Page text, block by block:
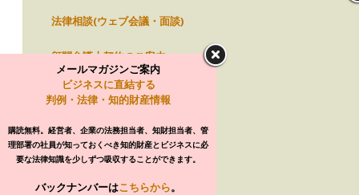
法律相談(ウェブ会議・面談)
顧問弁護士契約のご案内
弁護士費用オンライン自動見積
e-mailinfo@ishioroshi.com
メールマガジンご案内
ビジネスに直結する
判例・法律・知的財産情報
購読無料。経営者、企業の法務担当者、知財担当者、管
理部署の社員が知っておくべき知的財産とビジネスに必
要な法律知識を少しずつ吸収することができます。
バックナンバーはこちらから。
モバイル
TEL050-5490-7836(東京横浜共通)
（東京渋谷）東京都渋谷区道玄坂1-12-1
渋谷マークシティW22階